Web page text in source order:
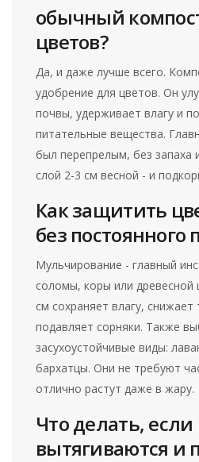
обычный
цветов?
Да, и даже лучше всего.
удобрение для цветов. Он
почвы, удерживает влагу и
питательные вещества.
был перепрелым, без запаха
слой 2-3 см весной - и
Как защитить
без постоянного
Мульчирование - главный
соломы, коры или
см сохраняет влагу,
подавляет сорняки. Также
засухоустойчивые виды:
бархатцы. Они не требуют
отлично растут даже в жару.
Что делать,
вытягиваются и